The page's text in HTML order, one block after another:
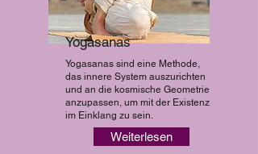
Yogasanas
Yogasanas sind eine Methode,
das innere System auszurichten
und an die kosmische Geometrie
anzupassen, um mit der Existenz
im Einklang zu sein.
Weiterlesen